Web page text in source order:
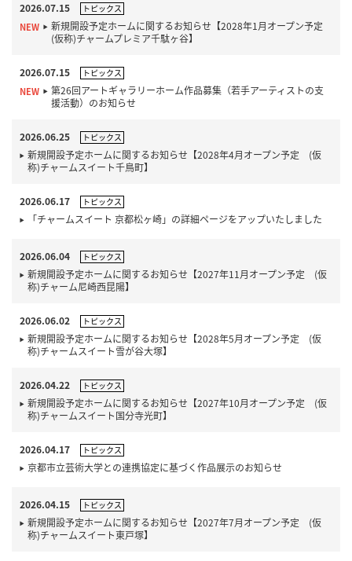
2026.07.15 トピックス
新規開設予定ホームに関するお知らせ【2028年1月オープン予定
(仮称)チャームプレミア千駄ヶ谷】
2026.07.15 トピックス
第26回アートギャラリーホーム作品募集（若手アーティストの支
援活動）のお知らせ
2026.06.25 トピックス
新規開設予定ホームに関するお知らせ【2028年4月オープン予定 (仮
称)チャームスイート千鳥町】
2026.06.17 トピックス
「チャームスイート 京都松ヶ崎」の詳細ページをアップいたしました
2026.06.04 トピックス
新規開設予定ホームに関するお知らせ【2027年11月オープン予定 (仮
称)チャーム尼崎西昆陽】
2026.06.02 トピックス
新規開設予定ホームに関するお知らせ【2028年5月オープン予定 (仮
称)チャームスイート雪が谷大塚】
2026.04.22 トピックス
新規開設予定ホームに関するお知らせ【2027年10月オープン予定 (仮
称)チャームスイート国分寺光町】
2026.04.17 トピックス
京都市立芸術大学との連携協定に基づく作品展示のお知らせ
2026.04.15 トピックス
新規開設予定ホームに関するお知らせ【2027年7月オープン予定 (仮
称)チャームスイート東戸塚】